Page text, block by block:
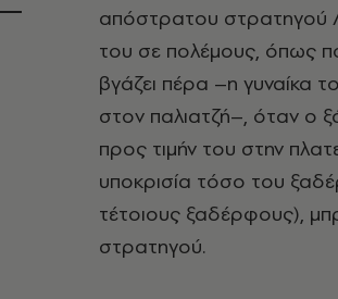
απόστρατου στρατηγού
του σε πολέμους, όπως
βγάζει πέρα –η γυναίκα
στον παλιατζή–, όταν ο
προς τιμήν του στην
υποκρισία τόσο του
τέτοιους ξαδέρφους),
στρατηγού.